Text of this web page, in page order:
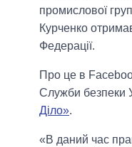
промислової
Курченко
Федерації.
Про це в
Служби безпеки
Діло».
«В даний час